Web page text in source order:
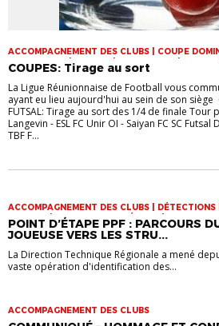
ACCOMPAGNEMENT DES CLUBS | COUPE
FOOT LOISIR | FUTSAL | INFOS-LIGUE | JEUNES
CLUBS
COUPES: Tirage au sort
La Ligue Réunionnaise de Football vous
ayant eu lieu aujourd'hui au sein de son siège
FUTSAL: Tirage au sort des 1/4 de finale Tour
Langevin - ESL FC Unir OI - Saiyan FC SC
TBF F...
ACCOMPAGNEMENT DES CLUBS |
ESPOIRS | SPORT-ETUDE FÉMININ | VIE DES
POINT D’ÉTAPE PPF : PARCOURS
JOUEUSE VERS LES STRU...
La Direction Technique Régionale a mené
vaste opération d'identification des...
ACCOMPAGNEMENT DES CLUBS